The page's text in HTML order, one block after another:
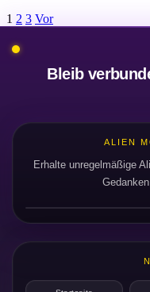
1 2 3 Vor
Bleib
ALIEN
Erhalte unregelmäßige